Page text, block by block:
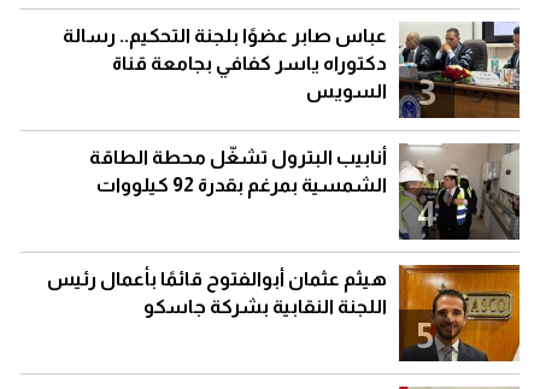
3
عباس صابر عضوًا بلجنة التحكيم.. رسالة
دكتوراه ياسر كفافي بجامعة قناة
السويس
4
أنابيب البترول تشغّل محطة الطاقة
الشمسية بمرغم بقدرة 92 كيلووات
5
هيثم عثمان أبوالفتوح قائمًا بأعمال رئيس
اللجنة النقابية بشركة جاسكو